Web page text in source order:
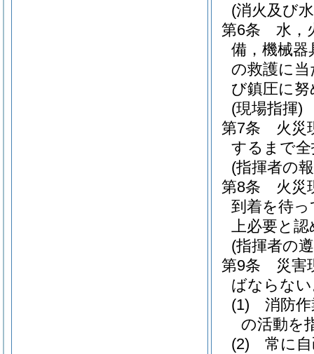
(消火及び
第6条
水，
備，機械器
の救護に
び鎮圧に
(現場指揮)
第7条
火災
するまで
(指揮者の
第8条
火災
到着を待
上必要と
(指揮者の
第9条
災害
ばならな
(1)
消防
の活動を
(2)
常に